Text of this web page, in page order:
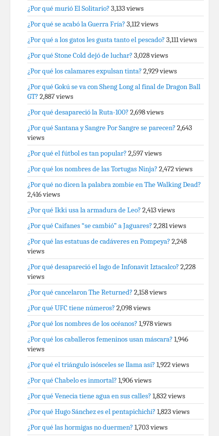
¿Por qué murió El Solitario? 3,133 views
¿Por qué se acabó la Guerra Fría? 3,112 views
¿Por qué a los gatos les gusta tanto el pescado? 3,111 views
¿Por qué Stone Cold dejó de luchar? 3,028 views
¿Por qué los calamares expulsan tinta? 2,929 views
¿Por qué Gokú se va con Sheng Long al final de Dragon Ball
GT? 2,887 views
¿Por qué desapareció la Ruta-100? 2,698 views
¿Por qué Santana y Sangre Por Sangre se parecen? 2,643
views
¿Por qué el fútbol es tan popular? 2,597 views
¿Por qué los nombres de las Tortugas Ninja? 2,472 views
¿Por qué no dicen la palabra zombie en The Walking Dead?
2,416 views
¿Por qué Ikki usa la armadura de Leo? 2,413 views
¿Por qué Caifanes “se cambió” a Jaguares? 2,281 views
¿Por qué las estatuas de cadáveres en Pompeya? 2,248
views
¿Por qué desapareció el lago de Infonavit Iztacalco? 2,228
views
¿Por qué cancelaron The Returned? 2,158 views
¿Por qué UFC tiene números? 2,098 views
¿Por qué los nombres de los océanos? 1,978 views
¿Por qué los caballeros femeninos usan máscara? 1,946
views
¿Por qué el triángulo isósceles se llama así? 1,922 views
¿Por qué Chabelo es inmortal? 1,906 views
¿Por qué Venecia tiene agua en sus calles? 1,832 views
¿Por qué Hugo Sánchez es el pentapichichi? 1,823 views
¿Por qué las hormigas no duermen? 1,703 views